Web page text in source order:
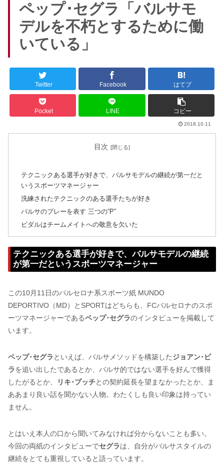
ペップ･セグラ「バルサモ
デルを不朽とするために働
いている」
Twitter Facebook はてブ
Pocket LINE コピー
2018.10.11
目次
テクニックある選手が好きで、バルサモデルの継続が第一だと
いうスポーツマネージャー
洗練されたテクニックのある選手たちが好き
バルサのプレーを表す 三つの“P”
ビダルはチームメイトへの敬意を欠いた
テクニックある選手が好きで、バルサモデルの継続
が第一だというスポーツマネージャー
この10月11日のバルセロナ系スポーツ紙 MUNDO
DEPORTIVO（MD）とSPORTはどちらも、FCバルセロナのスポ
ーツマネージャーであるペップ･セグラのインタビューを掲載して
います。
ペップ･セグラ といえば、バルサメソッドを構築したジョアン･ビ
ラを追い出したであるとか、バルサ的ではない選手を好んで獲得
したがるとか、
リキ･プッチとの契約延長を望まなかったとか、ま
ああまり良い話を聞かない人物。わたくしも良い印象は持ってい
ません。
とはいえ本人の口から聞いてみなければ分からないことも多い。
今回の両紙のインタビューでセグラは、自分がバルサスタイルの
継続をとても重視していると語っています。